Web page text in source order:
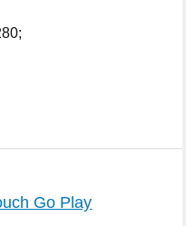
Go Play